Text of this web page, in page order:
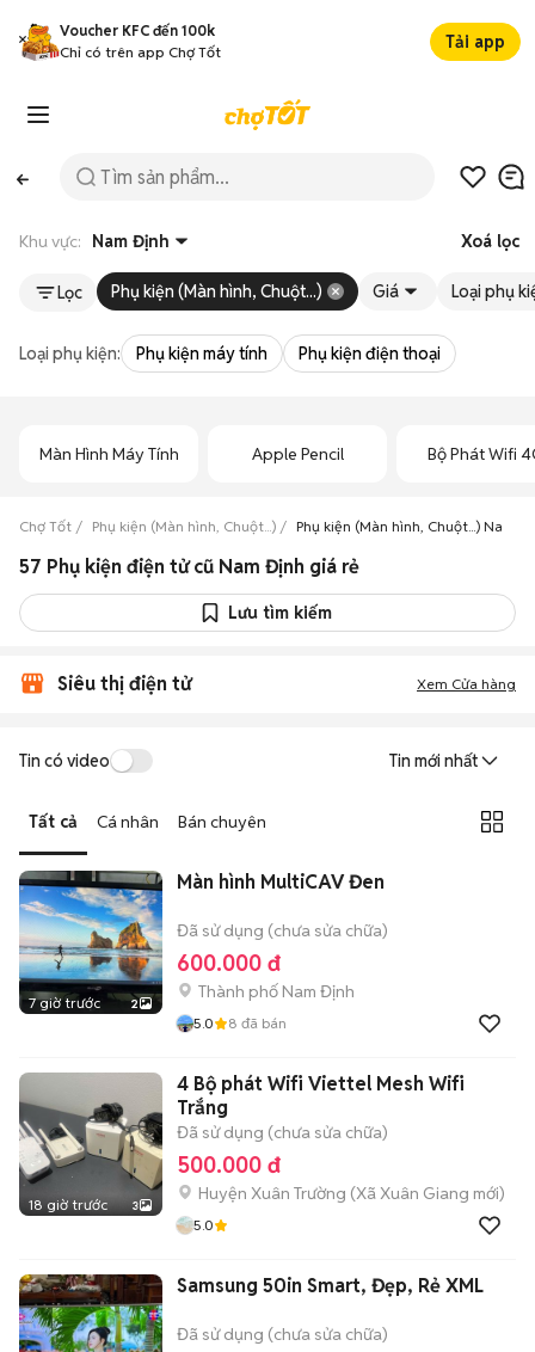
Voucher KFC đến 100k
Chỉ có trên app Chợ Tốt
Tải app
Khu vực: Nam Định Xoá lọc
Lọc Phụ kiện (Màn hình, Chuột...) Giá Loại phụ
Loại phụ kiện: Phụ kiện máy tính Phụ kiện điện thoại
Màn Hình Máy Tính Apple Pencil Bộ Phát Wifi
Chợ Tốt Phụ kiện (Màn hình, Chuột...) Phụ kiện (Màn hình, Chuột...) Nam
57 Phụ kiện điện tử cũ Nam Định giá rẻ
Lưu tìm kiếm
Siêu thị điện tử Xem Cửa hàng
Tin có video Tin mới nhất
Tất cả Cá nhân Bán chuyên
7 giờ trước 2
Màn hình MultiCAV Đen
Đã sử dụng (chưa sửa chữa)
600.000 đ
Thành phố Nam Định
5.0 8 đã bán
18 giờ trước 3
4 Bộ phát Wifi Viettel Mesh Wifi
Trắng
Đã sử dụng (chưa sửa chữa)
500.000 đ
Huyện Xuân Trường (Xã Xuân Giang mới)
5.0
Samsung 50in Smart, Đẹp, Rẻ XML
Đã sử dụng (chưa sửa chữa)